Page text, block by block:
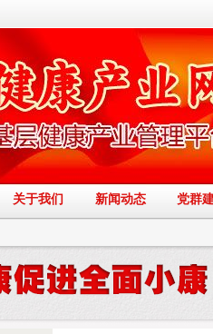
关于我们 新闻动态 党群